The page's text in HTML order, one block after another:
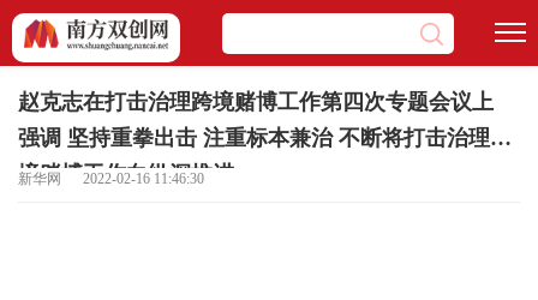
赵克志在打击治理跨境赌博工作第四次专题会议上
强调 坚持重拳出击 注重标本兼治 不断将打击治理跨
境赌博工作向纵深推进
新华网 2022-02-16 11:46:30